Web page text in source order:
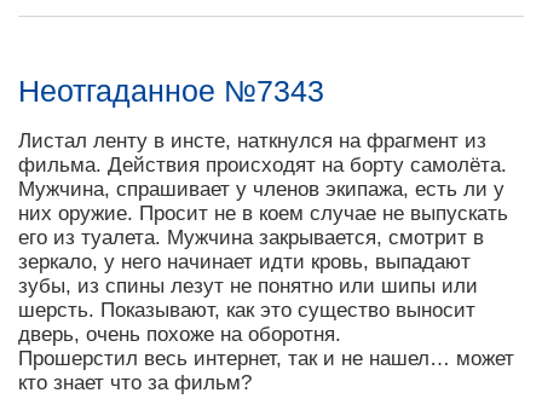
Неотгаданное №7343
Листал ленту в инсте, наткнулся на фрагмент из
фильма. Действия происходят на борту самолёта.
Мужчина, спрашивает у членов экипажа, есть ли у
них оружие. Просит не в коем случае не выпускать
его из туалета. Мужчина закрывается, смотрит в
зеркало, у него начинает идти кровь, выпадают
зубы, из спины лезут не понятно или шипы или
шерсть. Показывают, как это существо выносит
дверь, очень похоже на оборотня.
Прошерстил весь интернет, так и не нашел… может
кто знает что за фильм?